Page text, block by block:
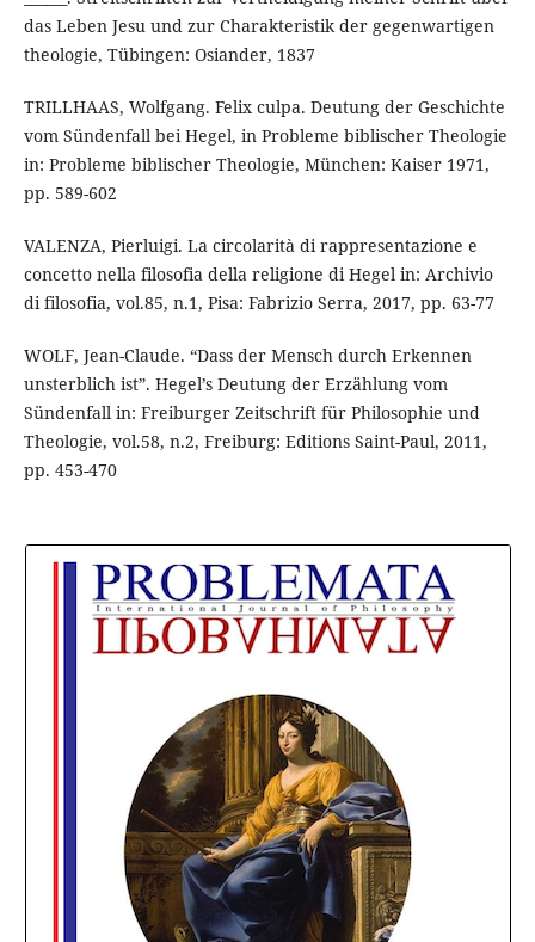
das Leben Jesu und zur Charakteristik der gegenwartigen
theologie, Tübingen: Osiander, 1837
TRILLHAAS, Wolfgang. Felix culpa. Deutung der Geschichte
vom Sündenfall bei Hegel, in Probleme biblischer Theologie
in: Probleme biblischer Theologie, München: Kaiser 1971,
pp. 589-602
VALENZA, Pierluigi. La circolarità di rappresentazione e
concetto nella filosofia della religione di Hegel in: Archivio
di filosofia, vol.85, n.1, Pisa: Fabrizio Serra, 2017, pp. 63-77
WOLF, Jean-Claude. “Dass der Mensch durch Erkennen
unsterblich ist”. Hegel’s Deutung der Erzählung vom
Sündenfall in: Freiburger Zeitschrift für Philosophie und
Theologie, vol.58, n.2, Freiburg: Editions Saint-Paul, 2011,
pp. 453-470